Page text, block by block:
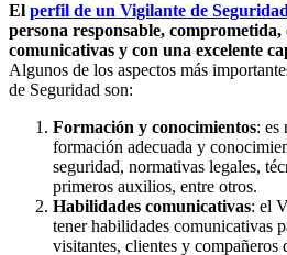
El perfil de un Vigilante de Seguridad
persona responsable,
comunicativas y con una excelente
Algunos de los aspectos más
de Seguridad son:
Formación y conocimientos: es
formación adecuada y
seguridad, normativas legales,
primeros auxilios, entre otros.
Habilidades comunicativas: el
tener habilidades comunicativas
visitantes, clientes y compañeros